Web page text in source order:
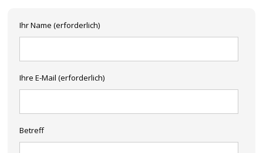
Ihr Name (erforderlich)
Ihre E-Mail (erforderlich)
Betreff